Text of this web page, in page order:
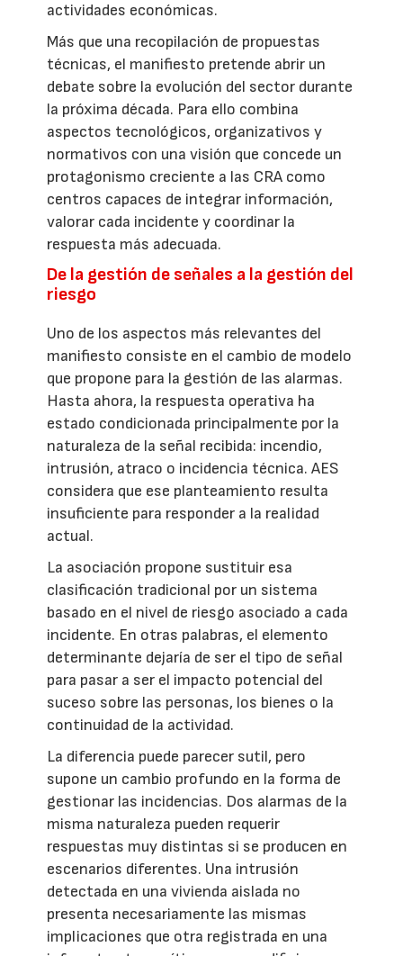
actividades económicas.
Más que una recopilación de propuestas
técnicas, el manifiesto pretende abrir un
debate sobre la evolución del sector durante
la próxima década. Para ello combina
aspectos tecnológicos, organizativos y
normativos con una visión que concede un
protagonismo creciente a las CRA como
centros capaces de integrar información,
valorar cada incidente y coordinar la
respuesta más adecuada.
De la gestión de señales a la gestión del
riesgo
Uno de los aspectos más relevantes del
manifiesto consiste en el cambio de modelo
que propone para la gestión de las alarmas.
Hasta ahora, la respuesta operativa ha
estado condicionada principalmente por la
naturaleza de la señal recibida: incendio,
intrusión, atraco o incidencia técnica. AES
considera que ese planteamiento resulta
insuficiente para responder a la realidad
actual.
La asociación propone sustituir esa
clasificación tradicional por un sistema
basado en el nivel de riesgo asociado a cada
incidente. En otras palabras, el elemento
determinante dejaría de ser el tipo de señal
para pasar a ser el impacto potencial del
suceso sobre las personas, los bienes o la
continuidad de la actividad.
La diferencia puede parecer sutil, pero
supone un cambio profundo en la forma de
gestionar las incidencias. Dos alarmas de la
misma naturaleza pueden requerir
respuestas muy distintas si se producen en
escenarios diferentes. Una intrusión
detectada en una vivienda aislada no
presenta necesariamente las mismas
implicaciones que otra registrada en una